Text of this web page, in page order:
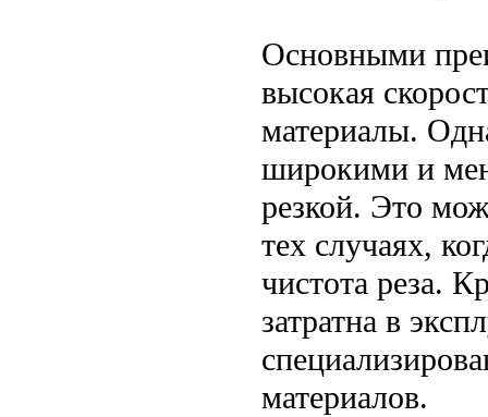
Основными
высокая
материалы.
широкими и
резкой. Это
тех случаях,
чистота реза.
затратна в
материалов.